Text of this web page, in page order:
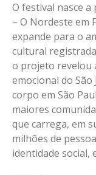
O festival nasce
– O Nordeste em
expande para o
cultural
o projeto revelou
emocional do
corpo em São
maiores
que carrega, em
milhões de
identidade social,